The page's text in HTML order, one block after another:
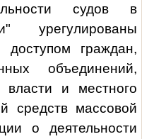
судов в
урегулированы
граждан,
объединений,
власти и местного
средств массовой
о деятельности